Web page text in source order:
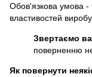
Обов'язкова умова -
властивостей
Звертаємо
поверненню
Як повернути